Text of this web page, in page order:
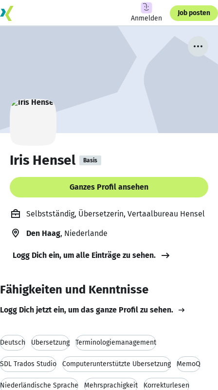
Anmelden
Job posten
Iris Hensel Basis
Ganzes Profil ansehen
Selbstständig, Übersetzerin, Vertaalbureau Hensel
Den Haag, Niederlande
Logg Dich ein, um alle Einträge zu sehen.
Fähigkeiten und Kenntnisse
Logg Dich jetzt ein, um das ganze Profil zu sehen.
Deutsch Übersetzung Terminologiemanagement
SDL Trados Studio Computerunterstützte Übersetzung MemoQ
Niederländische Sprache Mehrsprachigkeit Korrekturlesen